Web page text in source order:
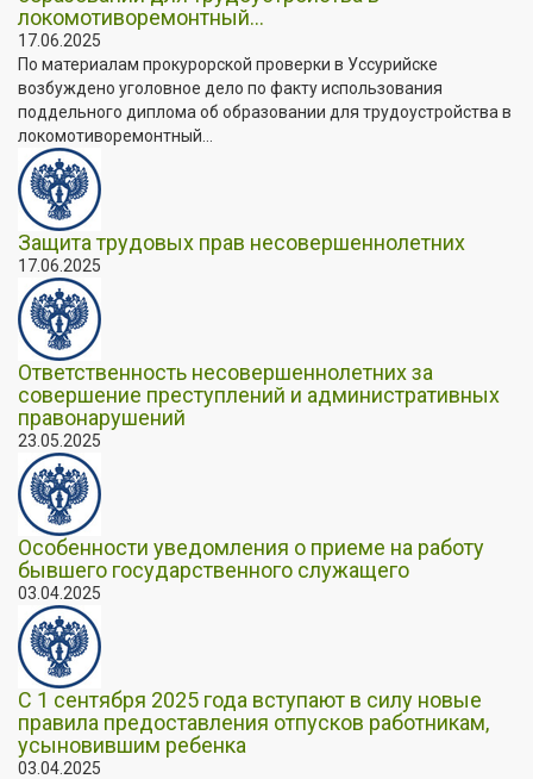
локомотиворемонтный...
17.06.2025
По материалам прокурорской проверки в Уссурийске
возбуждено уголовное дело по факту использования
поддельного диплома об образовании для трудоустройства в
локомотиворемонтный...
Защита трудовых прав несовершеннолетних
17.06.2025
Ответственность несовершеннолетних за
совершение преступлений и административных
правонарушений
23.05.2025
Особенности уведомления о приеме на работу
бывшего государственного служащего
03.04.2025
С 1 сентября 2025 года вступают в силу новые
правила предоставления отпусков работникам,
усыновившим ребенка
03.04.2025